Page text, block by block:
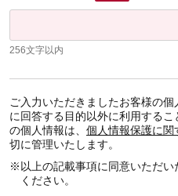
256文字以内
ご入力いただきましたお客様の
に回答する目的以外に利用する
の個人情報は、 個人情報保護に関
切に管理いたします。
※ 以上の記載事項に同意いただ
ください。